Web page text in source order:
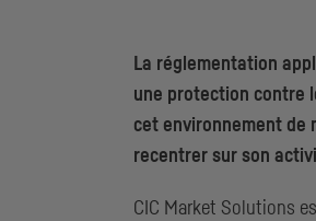
La réglementation
une protection contre
cet environnement de
recentrer sur son
CIC Market Solutions